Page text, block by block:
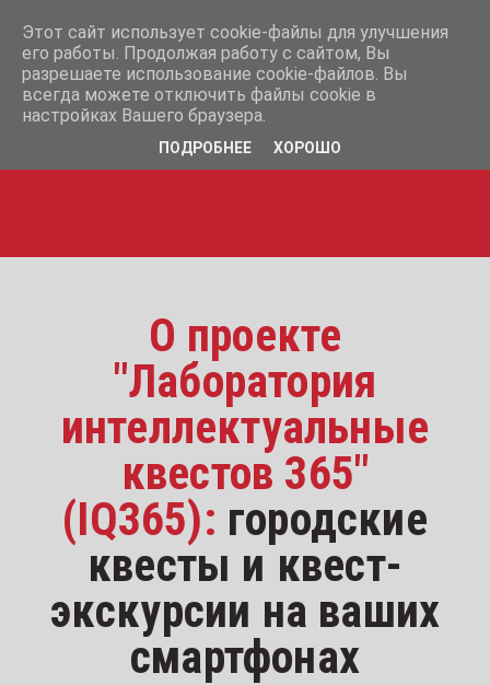
info@iq365.ru
+7-995-12-07-365
+7-995-12-17-365
О проекте
"Лаборатория
интеллектуальные
квестов 365"
(IQ365): городские
квесты и квест-
экскурсии на ваших
смартфонах
Этот сайт использует cookie-файлы для улучшения
его работы. Продолжая работу с сайтом, Вы
разрешаете использование cookie-файлов. Вы
всегда можете отключить файлы cookie в
настройках Вашего браузера.
ПОДРОБНЕЕ ХОРОШО